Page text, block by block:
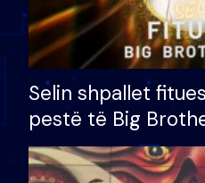
Selin shpallet
pestë të Big
çmimin e madh